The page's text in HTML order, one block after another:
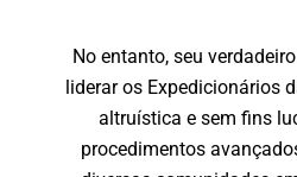
No entanto, seu
liderar os Expedicionários
altruística e sem fins
procedimentos